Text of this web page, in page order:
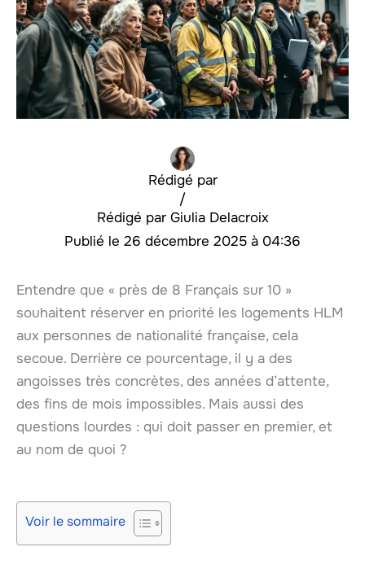
Rédigé par
Giulia Delacroix
/
26 décembre 2025 à 04:36
Entendre que « près de 8 Français sur 10 »
souhaitent réserver en priorité les logements HLM
aux personnes de nationalité française, cela
secoue. Derrière ce pourcentage, il y a des
angoisses très concrètes, des années d’attente,
des fins de mois impossibles. Mais aussi des
questions lourdes : qui doit passer en premier, et
au nom de quoi ?
Voir le sommaire